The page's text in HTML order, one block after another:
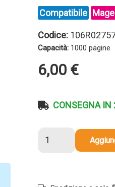
Compatibile
Codice:
Capacità: 1000 pagine
6,00 €
CONSEGNA IN
compatibile